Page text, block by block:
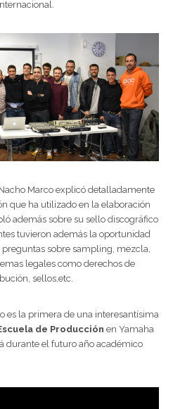
Marco explicó detalladamente
que ha utilizado en la elaboración
además sobre su sello discográfico
tuvieron además la oportunidad
sobre sampling, mezcla,
legales como derechos de
sellos,etc.
es la primera de una interesantísima
de Producción en Yamaha
durante el futuro año académico